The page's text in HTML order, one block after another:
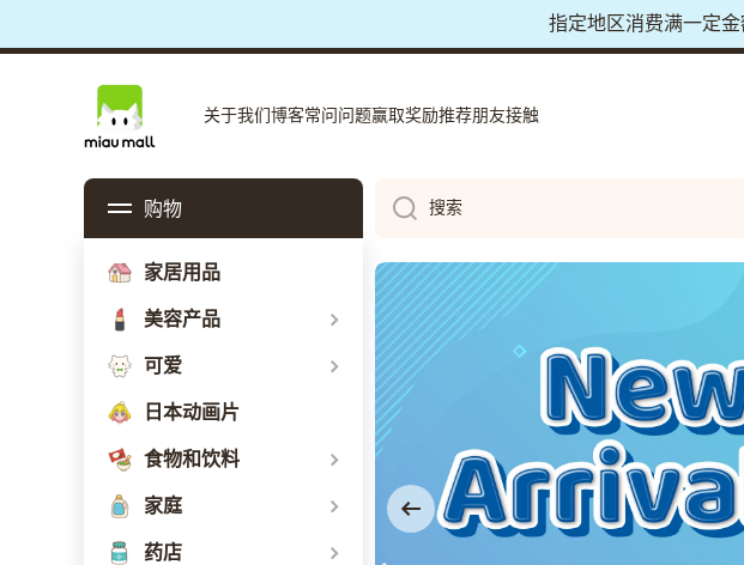
夏季庆典促销，全场九折
关于我们博客常问问题赢取奖励推荐朋友接触
购物
家居用品
美容产品
可爱
日本动画片
食物和饮料
家庭
药店
搜索